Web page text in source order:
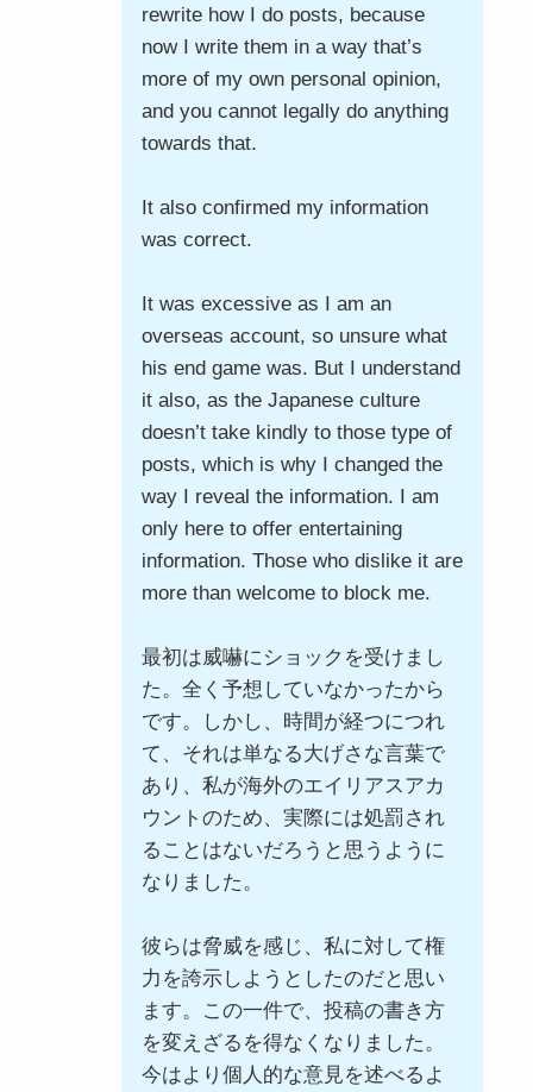
rewrite how I do posts, because
now I write them in a way that’s
more of my own personal opinion,
and you cannot legally do anything
towards that.
It also confirmed my information
was correct.
It was excessive as I am an
overseas account, so unsure what
his end game was. But I understand
it also, as the Japanese culture
doesn’t take kindly to those type of
posts, which is why I changed the
way I reveal the information. I am
only here to offer entertaining
information. Those who dislike it are
more than welcome to block me.
最初は威嚇にショックを受けまし
た。全く予想していなかったから
です。しかし、時間が経つにつれ
て、それは単なる大げさな言葉で
あり、私が海外のエイリアスアカ
ウントのため、実際には処罰され
ることはないだろうと思うように
なりました。
彼らは脅威を感じ、私に対して権
力を誇示しようとしたのだと思い
ます。この一件で、投稿の書き方
を変えざるを得なくなりました。
今はより個人的な意見を述べるよ